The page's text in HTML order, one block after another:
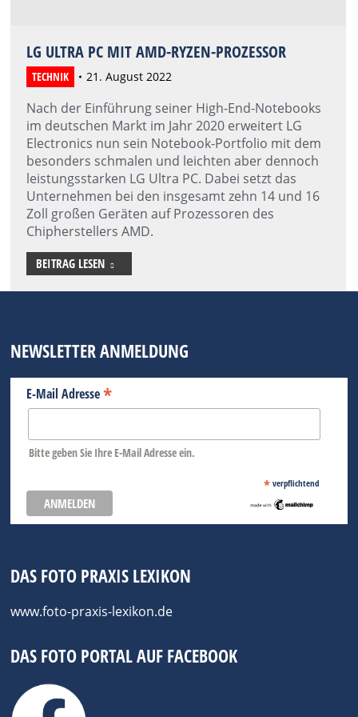
LG ULTRA PC MIT AMD-RYZEN-PROZESSOR
TECHNIK 21. August 2022
Nach der Einführung seiner High-End-Notebooks
im deutschen Markt im Jahr 2020 erweitert LG
Electronics nun sein Notebook-Portfolio mit dem
besonders schmalen und leichten aber dennoch
leistungsstarken LG Ultra PC. Dabei setzt das
Unternehmen bei den insgesamt zehn 14 und 16
Zoll großen Geräten auf Prozessoren des
Chipherstellers AMD.
BEITRAG LESEN
NEWSLETTER ANMELDUNG
E-Mail Adresse*
Bitte geben Sie Ihre E-Mail Adresse ein.
* verpflichtend
DAS FOTO PRAXIS LEXIKON
www.foto-praxis-lexikon.de
DAS FOTO PORTAL AUF FACEBOOK